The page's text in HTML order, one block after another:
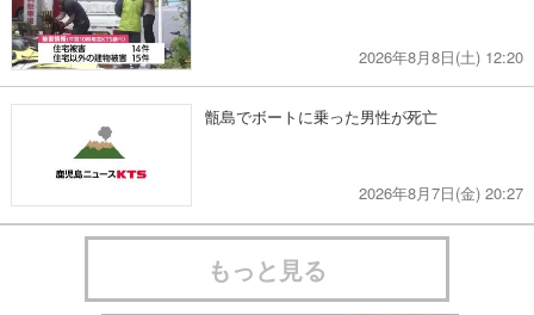
2026年8月8日(土) 12:20
甑島でボートに乗った男性が死亡
2026年8月7日(金) 20:27
もっと見る